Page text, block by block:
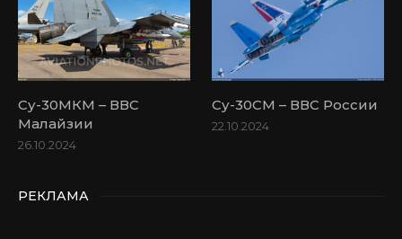
Су-30МКМ – ВВС
Малайзии
26.10.2024
Су-30СМ – ВВС России
22.10.2024
РЕКЛАМА